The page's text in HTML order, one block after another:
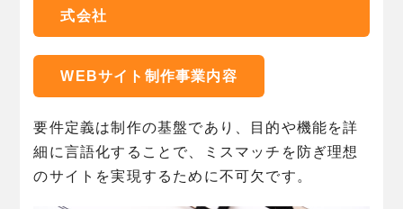
式会社
WEBサイト制作事業内容
要件定義は制作の基盤であり、目的や機能を詳
細に言語化することで、ミスマッチを防ぎ理想
のサイトを実現するために不可欠です。